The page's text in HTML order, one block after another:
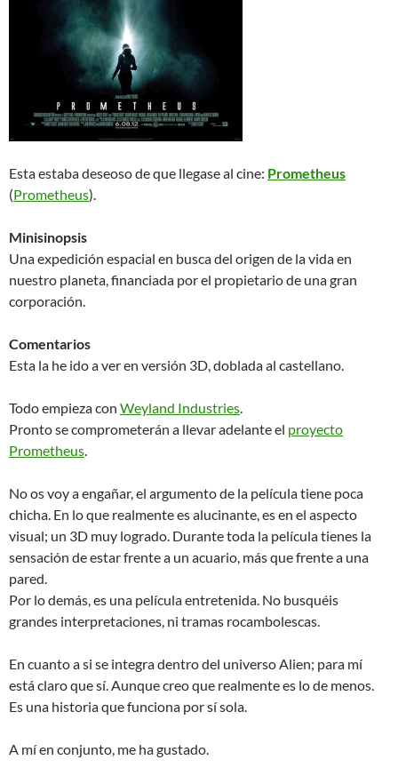
Esta estaba deseoso de que llegase al cine: Prometheus
(Prometheus).
Minisinopsis
Una expedición espacial en busca del origen de la vida en
nuestro planeta, financiada por el propietario de una gran
corporación.
Comentarios
Esta la he ido a ver en versión 3D, doblada al castellano.
Todo empieza con Weyland Industries.
Pronto se comprometerán a llevar adelante el proyecto
Prometheus.
No os voy a engañar, el argumento de la película tiene poca
chicha. En lo que realmente es alucinante, es en el aspecto
visual; un 3D muy logrado. Durante toda la película tienes la
sensación de estar frente a un acuario, más que frente a una
pared.
Por lo demás, es una película entretenida. No busquéis
grandes interpretaciones, ni tramas rocambolescas.
En cuanto a si se integra dentro del universo Alien; para mí
está claro que sí. Aunque creo que realmente es lo de menos.
Es una historia que funciona por sí sola.
A mí en conjunto, me ha gustado.